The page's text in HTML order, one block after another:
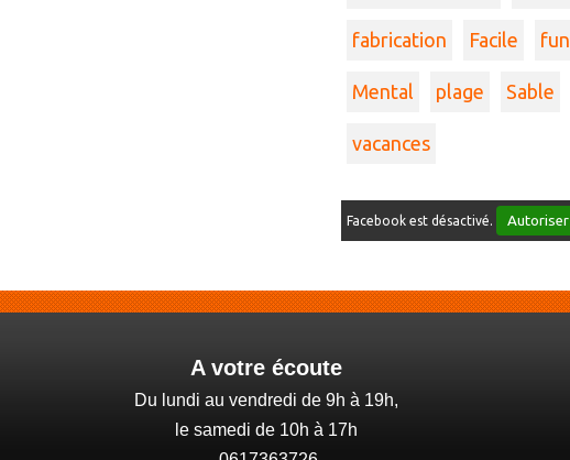
fabrication Facile fun
Mental plage Sable
vacances
Facebook est désactivé. Autoriser
A votre écoute
Du lundi au vendredi de 9h à 19h,
le samedi de 10h à 17h